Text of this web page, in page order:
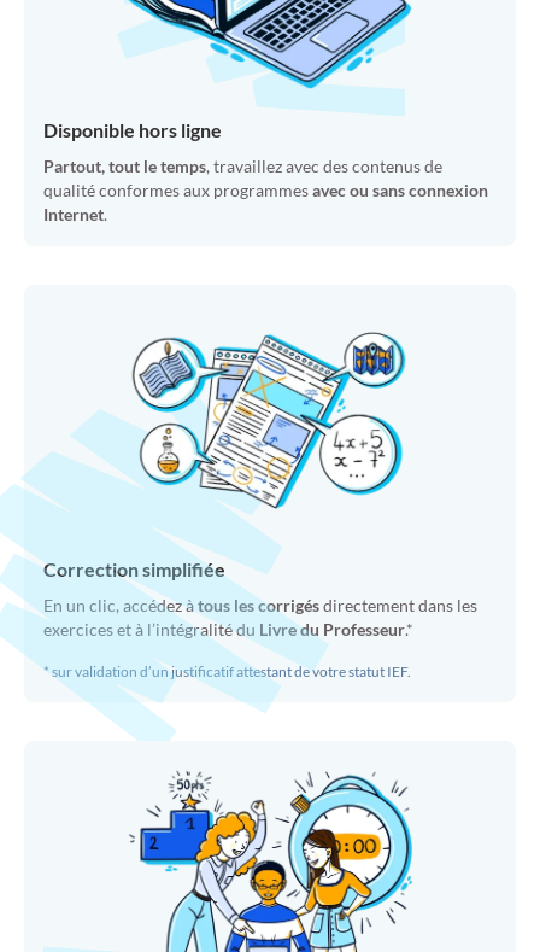
Disponible hors ligne
Partout, tout le temps, travaillez avec des contenus de
qualité conformes aux programmesavec ou sans connexion
Internet.
Correction simplifiée
En un clic, accédez àtous les corrigésdirectement dans les
exercices et à l’intégralité du Livre du Professeur.*
* sur validation d’un justificatif attestant de votre statut IEF.